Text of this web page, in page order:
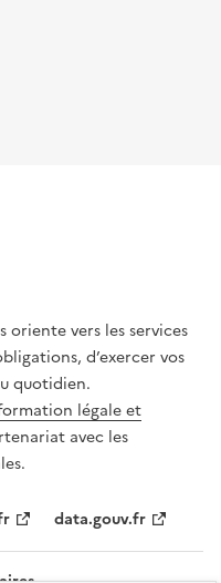
oriente vers les services
d’exercer vos
quotidien.
légale et
avec les
data.gouv.fr